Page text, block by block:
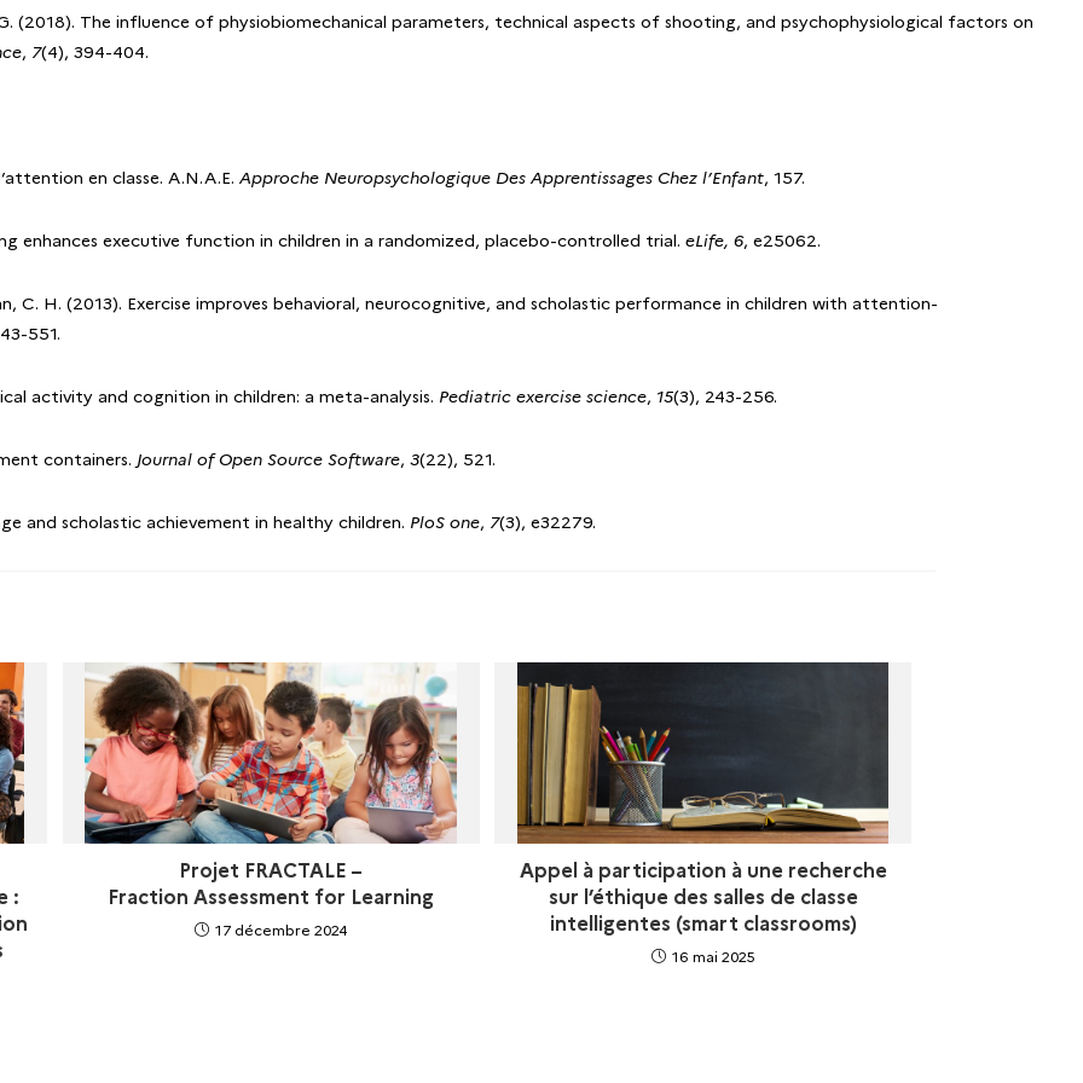
(2018). The influence of physiobiomechanical parameters, technical aspects of shooting, and psychophysiological factors on
, 7(4), 394-404.
en classe. A.N.A.E. Approche Neuropsychologique Des Apprentissages Chez l’Enfant, 157.
enhances executive function in children in a randomized, placebo-controlled trial. eLife, 6, e25062.
C. H. (2013). Exercise improves behavioral, neurocognitive, and scholastic performance in children with attention-
551.
activity and cognition in children: a meta-analysis. Pediatric exercise science, 15(3), 243-256.
containers. Journal of Open Source Software, 3(22), 521.
and scholastic achievement in healthy children. PloS one, 7(3), e32279.
:
Projet FRACTALE –
Fraction Assessment for Learning
17 décembre 2024
Appel à participation à une recherche
sur l’éthique des salles de classe
intelligentes (smart classrooms)
16 mai 2025